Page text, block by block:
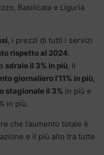
Basilicata e Liguria
, i prezzi di tutti i servizi
rispetto al 2024:
sdraio il 3% in più, il
giornaliero l’11% in più,
stagionale il 3% in più e
in più.
che l’aumento totale è
e il più alto tra tutte